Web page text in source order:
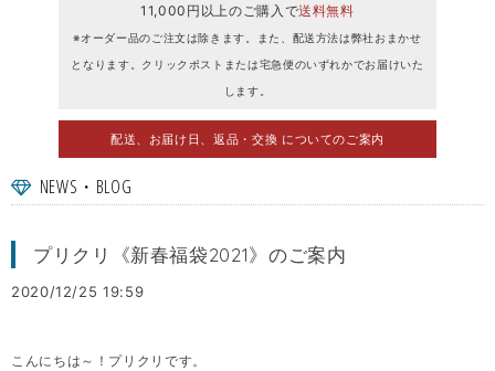
11,000円以上のご購入で送料無料
※オーダー品のご注文は除きます。また、配送方法は弊社おまかせ
となります。クリックポストまたは宅急便のいずれかでお届けいた
します。
配送、お届け日、返品・交換 についてのご案内
NEWS・BLOG
プリクリ《新春福袋2021》のご案内
2020/12/25 19:59
こんにちは～！プリクリです。